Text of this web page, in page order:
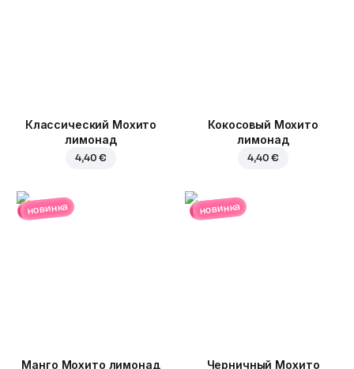
Классический Мохито
лимонад
4,40 €
Кокосовый Мохито
лимонад
4,40 €
новинка
Манго Мохито лимонад
новинка
Черничный Мохито